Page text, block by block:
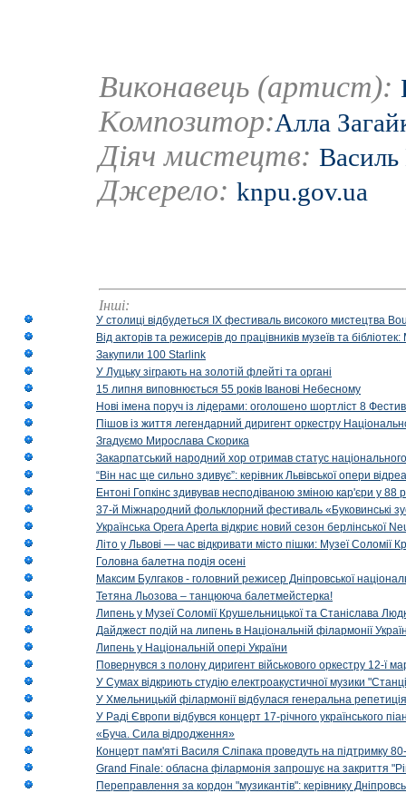
Виконавець (артист):
Композитор:Алла
Діяч мистецтв:
Джерело: knpu.gov.ua
Інші:
У столиці відбудеться IX фестиваль високого мистецтва
Від акторів та режисерів до працівників музеїв та
Закупили 100 Starlink
У Луцьку зіграють на золотій флейті та органі
15 липня виповнюється 55 років Іванові Небесному
Нові імена поруч із лідерами: оголошено шортліст 8
Пішов із життя легендарний диригент оркестру
Згадуємо Мирослава Скорика
Закарпатський народний хор отримав статус національного
“Він нас ще сильно здивує”: керівник Львівської опери
Ентоні Гопкінс здивував несподіваною зміною кар'єри у 88
37-й Міжнародний фольклорний фестиваль «Буковинські
Українська Opera Aperta відкриє новий сезон берлінської
Літо у Львові — час відкривати місто пішки: Музеї Соломії
Головна балетна подія осені
Максим Булгаков - головний режисер Дніпровської
Тетяна Льозова – танцююча балетмейстерка!
Липень у Музеї Соломії Крушельницької та Станіслава
Дайджест подій на липень в Національній філармонії
Липень у Національній опері України
Повернувся з полону диригент військового оркестру 12-ї
У Сумах відкриють студію електроакустичної музики
У Хмельницькій філармонії відбулася генеральна
У Раді Європи відбувся концерт 17-річного українського
«Буча. Сила відродження»
Концерт пам'яті Василя Сліпака проведуть на підтримку
Grand Finale: обласна філармонія запрошує на закриття
Переправлення за кордон "музикантів": керівнику